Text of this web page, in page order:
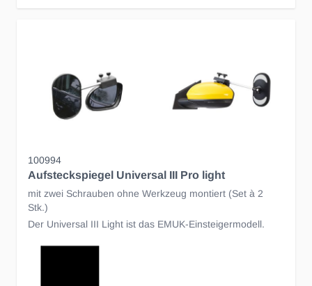
100994
Aufsteckspiegel Universal III Pro light
mit zwei Schrauben ohne Werkzeug montiert (Set à 2
Stk.)
Der Universal III Light ist das EMUK-Einsteigermodell.